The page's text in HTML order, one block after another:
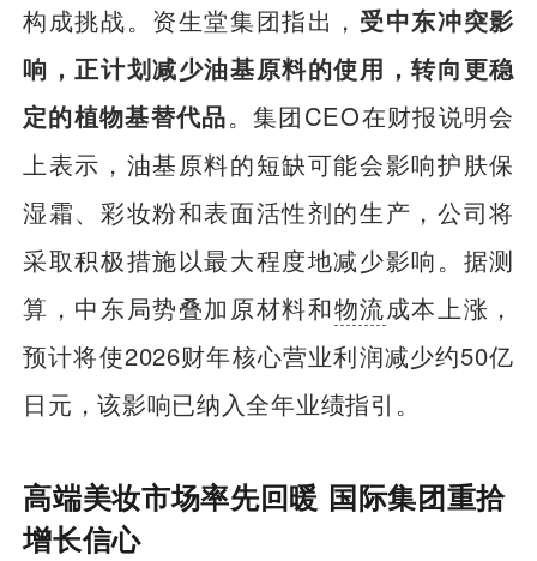
构成挑战。资生堂集团指出， 受中东冲突影
响，正计划减少油基原料的使用，转向更稳
定的植物基替代品。集团CEO在财报说明会
上表示，油基原料的短缺可能会影响护肤保
湿霜、彩妆粉和表面活性剂的生产，公司将
采取积极措施以最大程度地减少影响。据测
算，中东局势叠加原材料和物流成本上涨，
预计将使2026财年核心营业利润减少约50亿
日元，该影响已纳入全年业绩指引。
高端美妆市场率先回暖 国际集团重拾
增长信心